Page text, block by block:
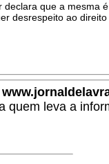
declara que a mesma
desrespeito ao
quem leva a